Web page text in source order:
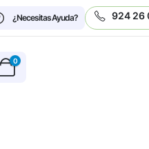
¿Necesitas Ayuda?
924 26
0